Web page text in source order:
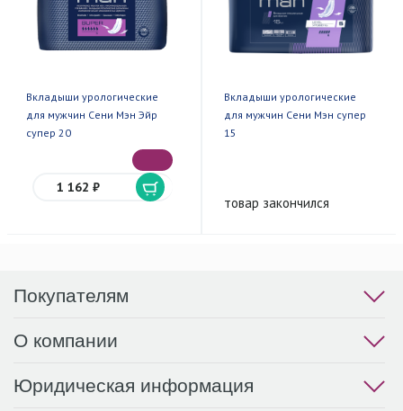
Вкладыши урологические
для мужчин Сени Мэн Эйр
супер 20
1 162 ₽
Вкладыши урологические
для мужчин Сени Мэн супер
15
товар закончился
Покупателям
О компании
Юридическая информация